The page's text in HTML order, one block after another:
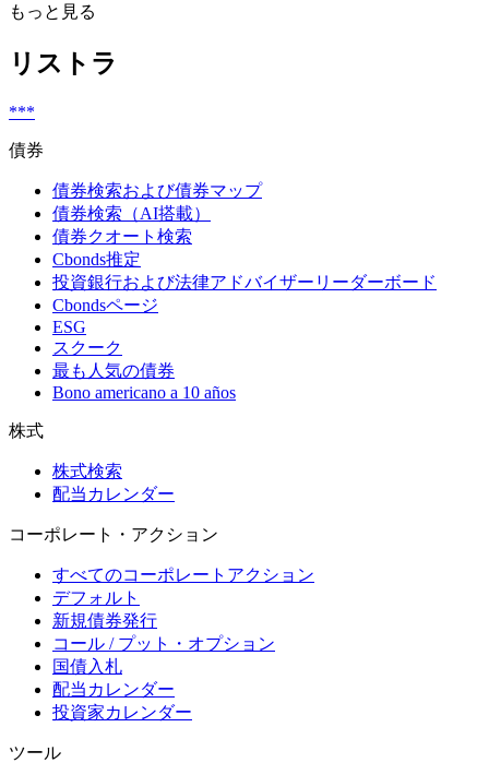
もっと見る
リストラ
***
債券
債券検索および債券マップ
債券検索（AI搭載）
債券クオート検索
Cbonds推定
投資銀行および法律アドバイザーリーダーボード
Cbondsページ
ESG
スクーク
最も人気の債券
Bono americano a 10 años
株式
株式検索
配当カレンダー
コーポレート・アクション
すべてのコーポレートアクション
デフォルト
新規債券発行
コール / プット・オプション
国債入札
配当カレンダー
投資家カレンダー
ツール